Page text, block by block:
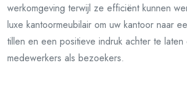
werkomgeving terwijl ze efficiënt kunnen
luxe kantoormeubilair om uw kantoor naar
tillen en een positieve indruk achter te
medewerkers als bezoekers.